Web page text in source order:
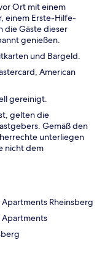
Ort mit einem
einem Erste-Hilfe-
die Gäste dieser
genießen.
und Bargeld.
American
gereinigt.
gelten die
Gemäß den
unterliegen
nicht dem
Rheinsberg
Apartments